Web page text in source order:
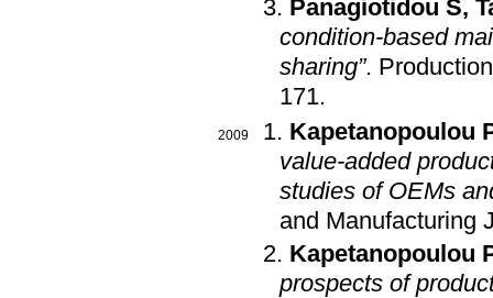
Panagiotidou S,
condition-based
sharing”.
171.
2009
Kapetanopoulou
value-added
studies of OEMs
and Manufacturing
Kapetanopoulou
prospects of